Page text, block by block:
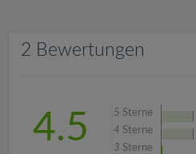
2 Bewertungen
4.5 5 Sterne
4 Sterne
3 Sterne